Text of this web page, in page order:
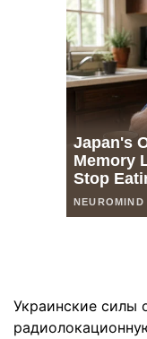
Украинские силы